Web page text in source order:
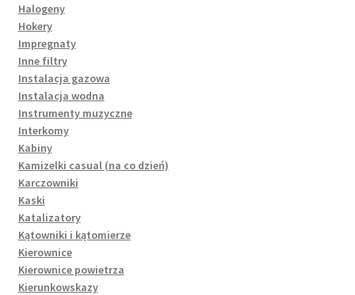
Halogeny
Hokery
Impregnaty
Inne filtry
Instalacja gazowa
Instalacja wodna
Instrumenty muzyczne
Interkomy
Kabiny
Kamizelki casual (na co dzień)
Karczowniki
Kaski
Katalizatory
Kątowniki i kątomierze
Kierownice
Kierownice powietrza
Kierunkowskazy